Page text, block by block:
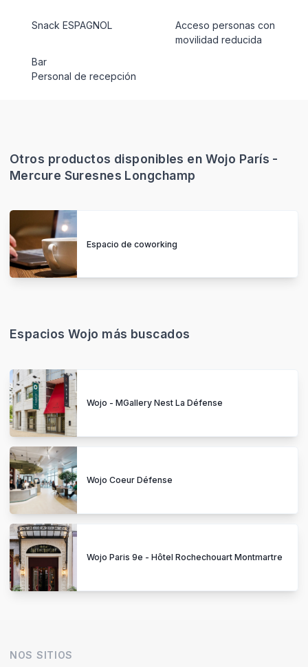
Snack ESPAGNOL
Bar
Personal de recepción
Acceso personas con
movilidad reducida
Otros productos disponibles en Wojo París -
Mercure Suresnes Longchamp
Espacio de coworking
Espacios Wojo más buscados
Wojo - MGallery Nest La Défense
Wojo Coeur Défense
Wojo Paris 9e - Hôtel Rochechouart Montmartre
NOS SITIOS